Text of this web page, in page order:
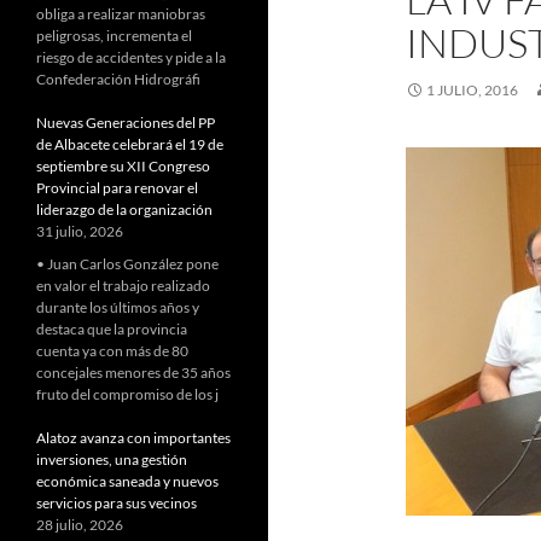
1 JULIO, 2016
obliga a realizar maniobras
peligrosas, incrementa el
riesgo de accidentes y pide a la
Confederación Hidrográfi
Nuevas Generaciones del PP
de Albacete celebrará el 19 de
septiembre su XII Congreso
Provincial para renovar el
liderazgo de la organización
31 julio, 2026
• Juan Carlos González pone
en valor el trabajo realizado
durante los últimos años y
destaca que la provincia
cuenta ya con más de 80
concejales menores de 35 años
fruto del compromiso de los j
Alatoz avanza con importantes
inversiones, una gestión
económica saneada y nuevos
servicios para sus vecinos
28 julio, 2026